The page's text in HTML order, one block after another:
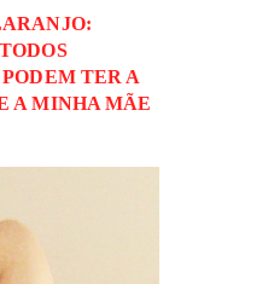
TER A
A MINHA MÃE